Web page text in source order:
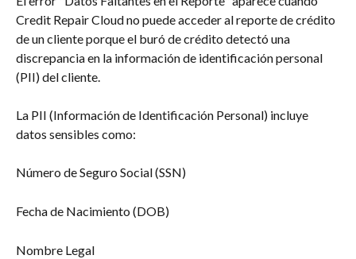
Credit Repair Cloud no puede acceder al reporte de crédito
de un cliente porque el buró de crédito detectó una
discrepancia en la información de identificación personal
(PII) del cliente.
La PII (Información de Identificación Personal) incluye
datos sensibles como:
Número de Seguro Social (SSN)
Fecha de Nacimiento (DOB)
Nombre Legal